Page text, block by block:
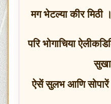
मग भेटल्या कीर मिठी
परि भोगाचिया
ऐसें सुलभ आणि सोपारें